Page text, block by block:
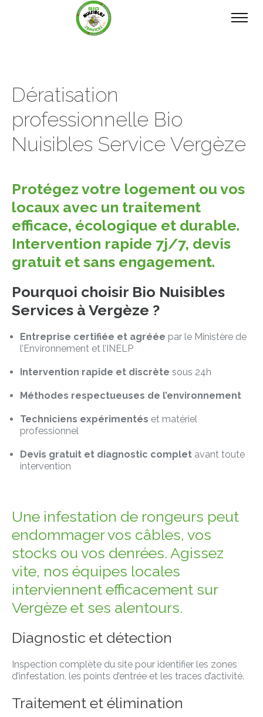
Dératisation
professionnelle Bio
Nuisibles Service Vergèze
Protégez votre logement ou vos
locaux avec un traitement
efficace, écologique et durable.
Intervention rapide 7j/7, devis
gratuit et sans engagement.
Pourquoi choisir Bio Nuisibles
Services à Vergèze ?
Entreprise certifiée et agréée par le Ministère de
l’Environnement et l’INELP
Intervention rapide et discrète sous 24h
Méthodes respectueuses de l’environnement
Techniciens expérimentés et matériel
professionnel
Devis gratuit et diagnostic complet avant toute
intervention
Une infestation de rongeurs peut
endommager vos câbles, vos
stocks ou vos denrées. Agissez
vite, nos équipes locales
interviennent efficacement sur
Vergèze et ses alentours.
Diagnostic et détection
Inspection complète du site pour identifier les zones
d’infestation, les points d’entrée et les traces d’activité.
Traitement et élimination